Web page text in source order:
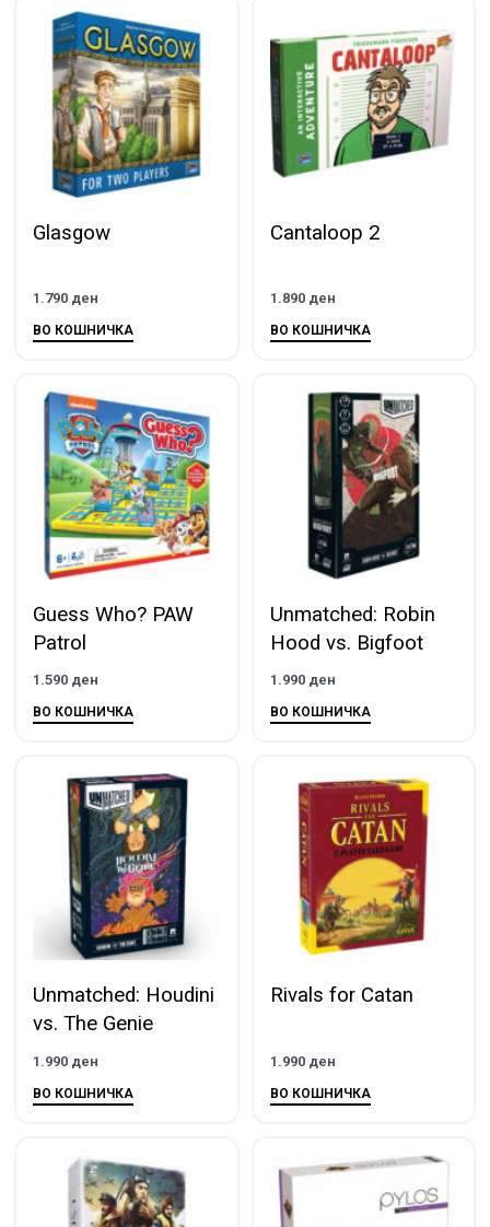
Glasgow
1.790 ден
ВО КОШНИЧКА
Cantaloop 2
1.890 ден
ВО КОШНИЧКА
Guess Who? PAW
Patrol
1.590 ден
ВО КОШНИЧКА
Unmatched: Robin
Hood vs. Bigfoot
1.990 ден
ВО КОШНИЧКА
Unmatched: Houdini
vs. The Genie
1.990 ден
ВО КОШНИЧКА
Rivals for Catan
1.990 ден
ВО КОШНИЧКА